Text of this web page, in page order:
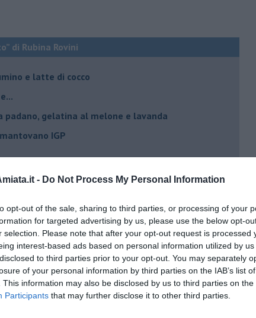
- Do Not Process My Personal Information
opt-out of the sale, sharing to third parties, or processing of your
for targeted advertising by us, please use the below opt-
selection. Please note that after your opt-out request is processed
interest-based ads based on personal information utilized by
to third parties prior to your opt-out. You may separately
of your personal information by third parties on the IAB’s list
This information may also be disclosed by us to third parties on the
Participants that may further disclose it to other third parties.
di Rubina Rovini
e latte di cocco
padano, gelatina al melone e lavanda
IGP
igp e peperoncino
igp al grana padano
con crostacei e molluschi
al melone mantovano
al mascarpone
mantovano IGP
di cacao e timo
mantovano igp